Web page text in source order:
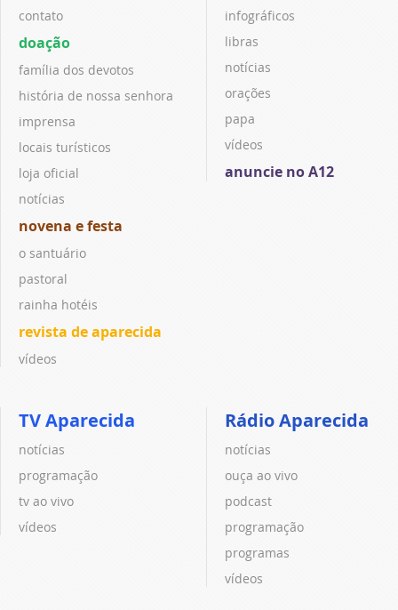
contato
doação
família dos devotos
história de nossa senhora
imprensa
locais turísticos
loja oficial
notícias
novena e festa
o santuário
pastoral
rainha hotéis
revista de aparecida
vídeos
infográficos
libras
notícias
orações
papa
vídeos
anuncie no A12
TV Aparecida
notícias
programação
tv ao vivo
vídeos
Rádio Aparecida
notícias
ouça ao vivo
podcast
programação
programas
vídeos